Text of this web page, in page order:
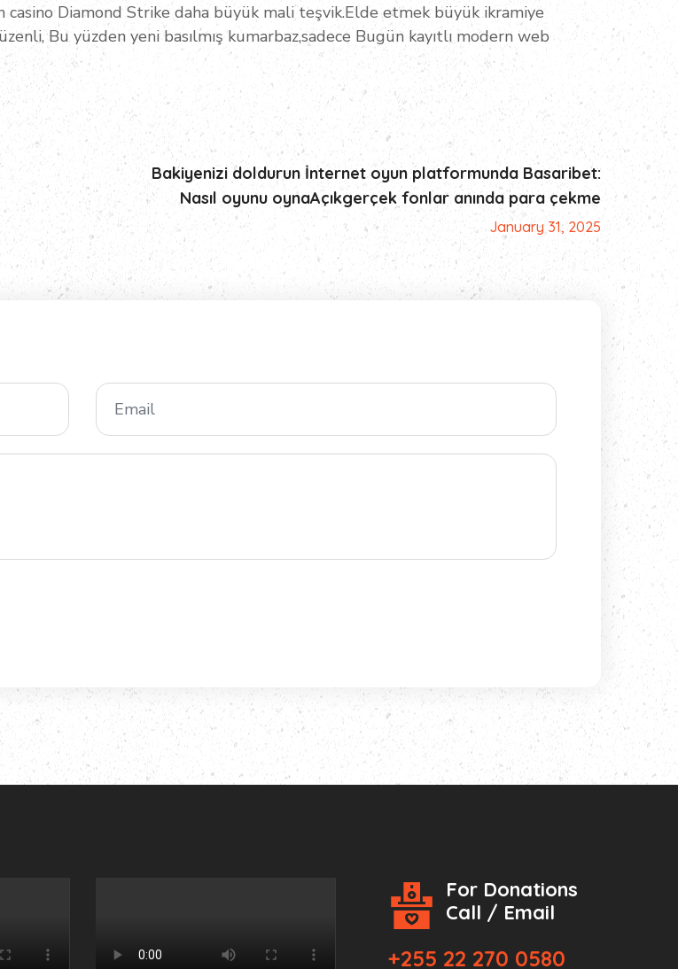
casino Diamond Strike daha büyük mali teşvik.Elde etmek büyük ikramiye
Bu yüzden yeni basılmış kumarbaz,sadece Bugün kayıtlı modern web
Bakiyenizi doldurun İnternet oyun platformunda Basaribet:
Nasıl oyunu oynaAçıkgerçek fonlar anında para çekme
January 31, 2025
For Donations
Call / Email
+255 22 270 0580